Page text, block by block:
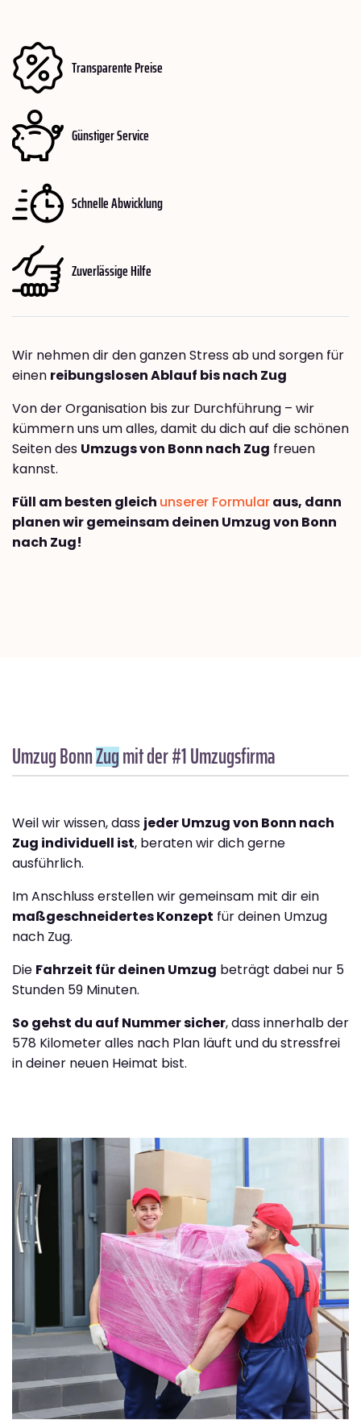
Transparente Preise
Günstiger Service
Schnelle Abwicklung
Zuverlässige Hilfe
Wir nehmen dir den ganzen Stress ab und sorgen für
einen reibungslosen Ablauf bis nach Zug
Von der Organisation bis zur Durchführung – wir
kümmern uns um alles, damit du dich auf die schönen
Seiten des Umzugs von Bonn nach Zug freuen
kannst.
Füll am besten gleich unserer Formularaus, dann
planen wir gemeinsam deinen Umzug von Bonn
nach Zug!
Umzug BonnZugmit der #1 Umzugsfirma
Weil wir wissen, dass jeder Umzug von Bonn nach
Zug individuell ist, beraten wir dich gerne
ausführlich.
Im Anschluss erstellen wir gemeinsam mit dir ein
maßgeschneidertes Konzept für deinen Umzug
nach Zug.
Die Fahrzeit für deinen Umzug beträgt dabei nur 5
Stunden 59 Minuten.
So gehst du auf Nummer sicher, dass innerhalb der
578 Kilometer alles nach Plan läuft und du stressfrei
in deiner neuen Heimat bist.